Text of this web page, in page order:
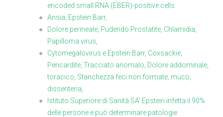
encoded small RNA (EBER)-positive cells
Ansia, Epstein Barr,
Dolore perineale, Pudendo Prostatite, Chlamidia,
Papilloma virus,
Cytomegalovirus e Epstein Barr, Coxsackie,
Pericardite, Tracciato anomalo, Dolore addominale,
toracico, Stanchezza feci non formate, muco,
dissenteria,
Istituto Superiore di Sanità SA' Epstein infetta il 90%
delle persone e può determinare patologie